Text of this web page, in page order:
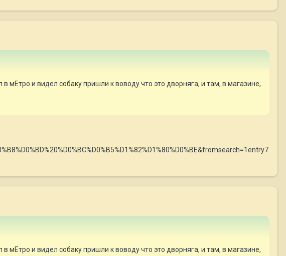
и видел собаку пришли к воводу что это дворняга, и там, в магазине,
и видел собаку пришли к воводу что это дворняга, и там, в магазине,